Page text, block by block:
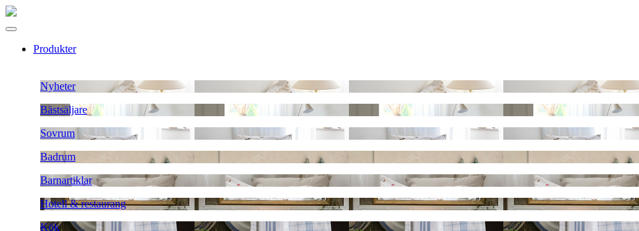
Produkter
Nyheter
Bästsäljare
Sovrum
Badrum
Barnartiklar
Hotell & restaurang
Kök